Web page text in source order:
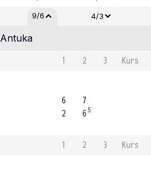
9/6 4/3
Antuka
1 2 3
Kurs
6
2
7
6 5
1 2 3
Kurs